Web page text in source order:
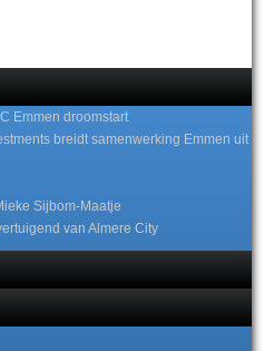
Emmen droomstart
breidt samenwerking Emmen uit
Sijbom-Maatje
van Almere City